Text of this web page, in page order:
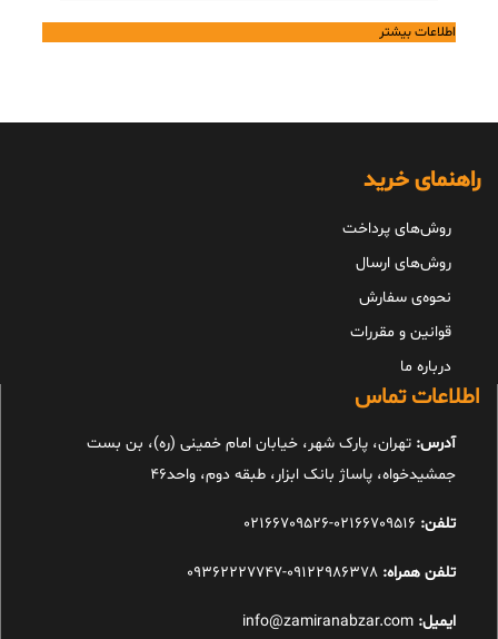
اطلاعات بیشتر
راهنمای خرید
روش‌های پرداخت
روش‌های ارسال
نحوه‌ی سفارش
قوانین و مقررات
درباره ما
اطلاعات تماس
آدرس: تهران، پارک شهر، خیابان امام خمینی (ره)، بن بست
جمشیدخواه، پاساژ بانک ابزار، طبقه دوم، واحد46
تلفن:
تلفن همراه: 09122986378-09362227747
ایمیل: